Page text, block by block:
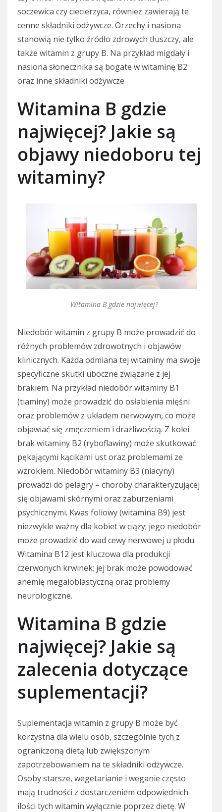
soczewica czy ciecierzyca, również zawierają te
cenne składniki odżywcze. Orzechy i nasiona
stanowią nie tylko źródło zdrowych tłuszczy, ale
także witamin z grupy B. Na przykład migdały i
nasiona słonecznika są bogate w witaminę B2
oraz inne składniki odżywcze.
Witamina B gdzie
najwięcej? Jakie są
objawy niedoboru tej
witaminy?
Witamina B gdzie najwięcej?
Niedobór witamin z grupy B może prowadzić do
różnych problemów zdrowotnych i objawów
klinicznych. Każda odmiana tej witaminy ma swoje
specyficzne skutki uboczne związane z jej
brakiem. Na przykład niedobór witaminy B1
(tiaminy) może prowadzić do osłabienia mięśni
oraz problemów z układem nerwowym, co może
objawiać się zmęczeniem i drażliwością. Z kolei
brak witaminy B2 (ryboflawiny) może skutkować
pękającymi kącikami ust oraz problemami ze
wzrokiem. Niedobór witaminy B3 (niacyny)
prowadzi do pelagry – choroby charakteryzującej
się objawami skórnymi oraz zaburzeniami
psychicznymi. Kwas foliowy (witamina B9) jest
niezwykle ważny dla kobiet w ciąży; jego niedobór
może prowadzić do wad cewy nerwowej u płodu.
Witamina B12 jest kluczowa dla produkcji
czerwonych krwinek; jej brak może powodować
anemię megaloblastyczną oraz problemy
neurologiczne.
Witamina B gdzie
najwięcej? Jakie są
zalecenia dotyczące
suplementacji?
Suplementacja witamin z grupy B może być
korzystna dla wielu osób, szczególnie tych z
ograniczoną dietą lub zwiększonym
zapotrzebowaniem na te składniki odżywcze.
Osoby starsze, wegetarianie i weganie często
mają trudności z dostarczeniem odpowiednich
ilości tych witamin wyłącznie poprzez dietę. W